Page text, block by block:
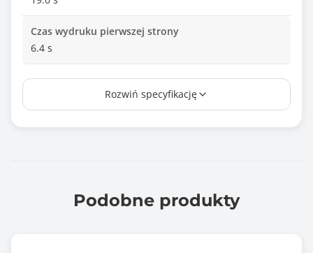
Czas wydruku pierwszej strony
6.4 s
Duplex
Technologia druku
Rozwiń specyfikację
Podobne produkty